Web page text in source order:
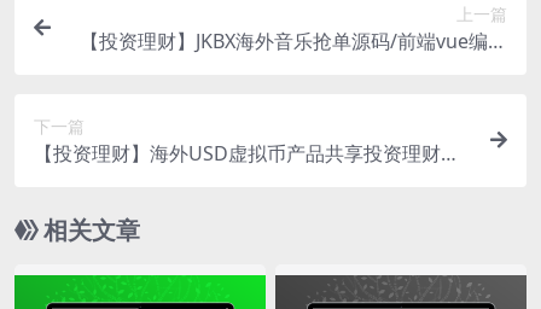
上一篇
【投资理财】JKBX海外音乐抢单源码/前端vue编译
下一篇
【投资理财】海外USD虚拟币产品共享投资理财系
相关文章